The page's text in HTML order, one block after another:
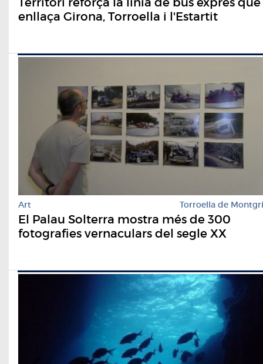
enllaça Girona, Torroella i l'Estartit
Art Torroella de Montgrí
El Palau Solterra mostra més de 300
fotografies vernaculars del segle XX